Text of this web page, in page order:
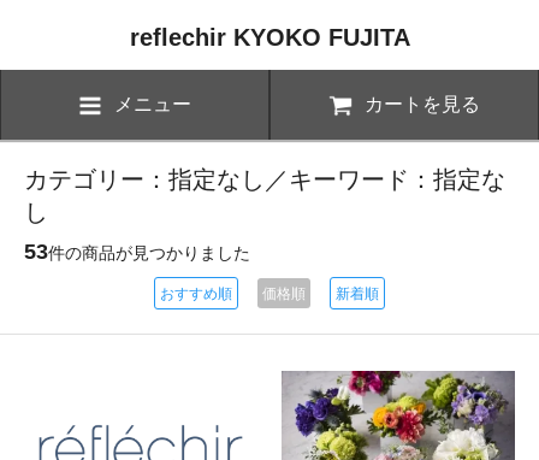
reflechir KYOKO FUJITA
メニュー カートを見る
カテゴリー：指定なし／キーワード：指定な
し
53件の商品が見つかりました
おすすめ順 価格順 新着順